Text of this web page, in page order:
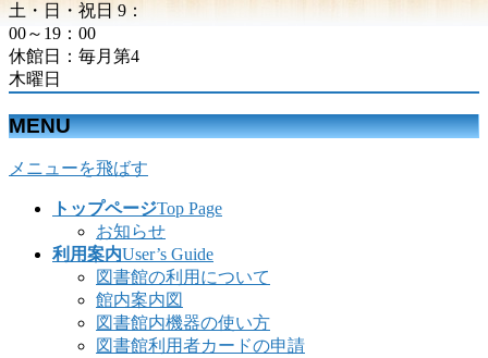
土・日・祝日 9：
00～19：00
休館日：毎月第4
木曜日
MENU
メニューを飛ばす
トップページTop Page
お知らせ
利用案内User’s Guide
図書館の利用について
館内案内図
図書館内機器の使い方
図書館利用者カードの申請